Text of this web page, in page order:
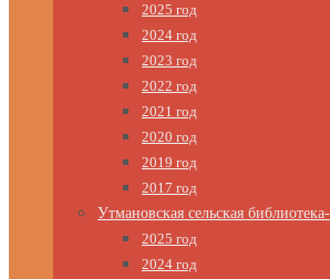
2025 год
2024 год
2023 год
2022 год
2021 год
2020 год
2019 год
2017 год
Утмановская сельская
2025 год
2024 год